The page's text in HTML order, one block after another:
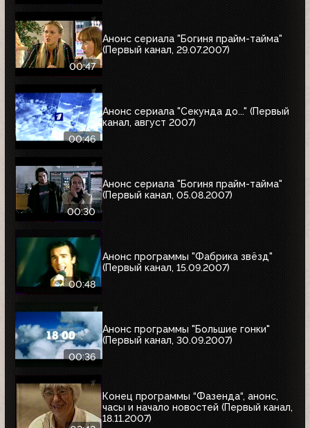
00:47
Анонс сериала "Богиня прайм-тайма"
(Первый канал, 29.07.2007)
00:46
Анонс сериала "Секунда до..." (Первый
канал, август 2007)
00:30
Анонс сериала "Богиня прайм-тайма"
(Первый канал, 05.08.2007)
00:48
Анонс программы "Фабрика звёзд"
(Первый канал, 15.09.2007)
00:36
Анонс программы "Большие гонки"
(Первый канал, 30.09.2007)
Конец программы “Фазенда“, анонс,
часы и начало новостей (Первый канал,
18.11.2007)